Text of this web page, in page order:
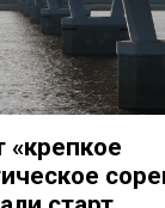
«крепкое